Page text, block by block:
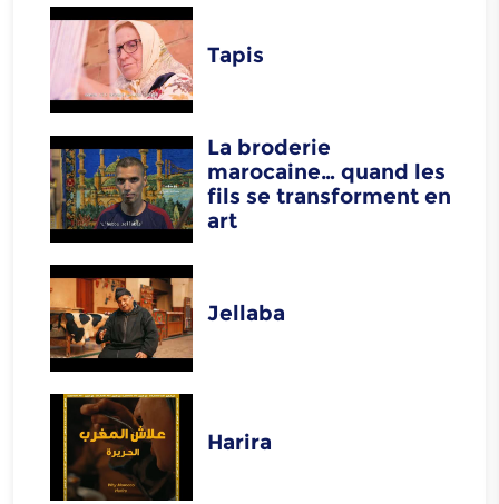
Tapis
La broderie
marocaine… quand les
fils se transforment en
art
Jellaba
Harira